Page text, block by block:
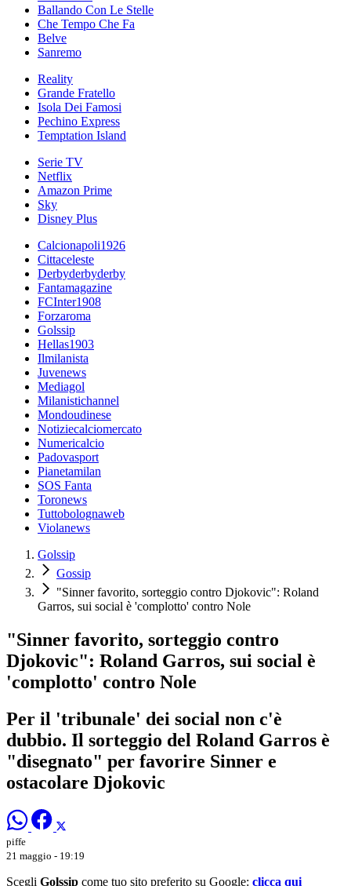
Ballando Con Le Stelle
Che Tempo Che Fa
Belve
Sanremo
Reality
Grande Fratello
Isola Dei Famosi
Pechino Express
Temptation Island
Serie TV
Netflix
Amazon Prime
Sky
Disney Plus
Calcionapoli1926
Cittaceleste
Derbyderbyderby
Fantamagazine
FCInter1908
Forzaroma
Golssip
Hellas1903
Ilmilanista
Juvenews
Mediagol
Milanistichannel
Mondoudinese
Notiziecalciomercato
Numericalcio
Padovasport
Pianetamilan
SOS Fanta
Toronews
Tuttobolognaweb
Violanews
Golssip
Gossip
"Sinner favorito, sorteggio contro Djokovic": Roland
Garros, sui social è 'complotto' contro Nole
"Sinner favorito, sorteggio contro
Djokovic": Roland Garros, sui social è
'complotto' contro Nole
Per il 'tribunale' dei social non c'è
dubbio. Il sorteggio del Roland Garros è
"disegnato" per favorire Sinner e
ostacolare Djokovic
piffe
21 maggio - 19:19
Scegli Golssip come tuo sito preferito su Google: clicca qui